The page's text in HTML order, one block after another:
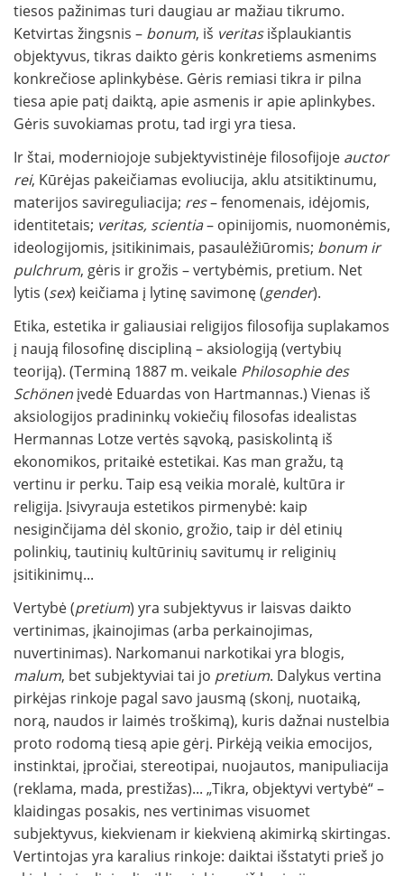
tiesos pažinimas turi daugiau ar mažiau tikrumo.
Ketvirtas žingsnis – bonum, iš veritasišplaukiantis
objektyvus, tikras daikto gėris konkretiems asmenims
konkrečiose aplinkybėse. Gėris remiasi tikra ir pilna
tiesa apie patį daiktą, apie asmenis ir apie aplinkybes.
Gėris suvokiamas protu, tad irgi yra tiesa.
Ir štai, moderniojoje subjektyvistinėje filosofijoje auctor
rei, Kūrėjas pakeičiamas evoliucija, aklu atsitiktinumu,
materijos savireguliacija; res– fenomenais, idėjomis,
identitetais; veritas, scientia– opinijomis, nuomonėmis,
ideologijomis, įsitikinimais, pasaulėžiūromis; bonum ir
pulchrum, gėris ir grožis – vertybėmis, pretium. Net
lytis (sex) keičiama į lytinę savimonę (gender).
Etika, estetika ir galiausiai religijos filosofija suplakamos
į naują filosofinę discipliną – aksiologiją (vertybių
teoriją). (Terminą 1887 m. veikale Philosophie des
Schönen įvedė Eduardas von Hartmannas.) Vienas iš
aksiologijos pradininkų vokiečių filosofas idealistas
Hermannas Lotze vertės sąvoką, pasiskolintą iš
ekonomikos, pritaikė estetikai. Kas man gražu, tą
vertinu ir perku. Taip esą veikia moralė, kultūra ir
religija. Įsivyrauja estetikos pirmenybė: kaip
nesiginčijama dėl skonio, grožio, taip ir dėl etinių
polinkių, tautinių kultūrinių savitumų ir religinių
įsitikinimų...
Vertybė (pretium) yra subjektyvus ir laisvas daikto
vertinimas, įkainojimas (arba perkainojimas,
nuvertinimas). Narkomanui narkotikai yra blogis,
malum, bet subjektyviai tai jo pretium. Dalykus vertina
pirkėjas rinkoje pagal savo jausmą (skonį, nuotaiką,
norą, naudos ir laimės troškimą), kuris dažnai nustelbia
proto rodomą tiesą apie gėrį. Pirkėją veikia emocijos,
instinktai, įpročiai, stereotipai, nuojautos, manipuliacija
(reklama, mada, prestižas)... „Tikra, objektyvi vertybė“ –
klaidingas posakis, nes vertinimas visuomet
subjektyvus, kiekvienam ir kiekvieną akimirką skirtingas.
Vertintojas yra karalius rinkoje: daiktai išstatyti prieš jo